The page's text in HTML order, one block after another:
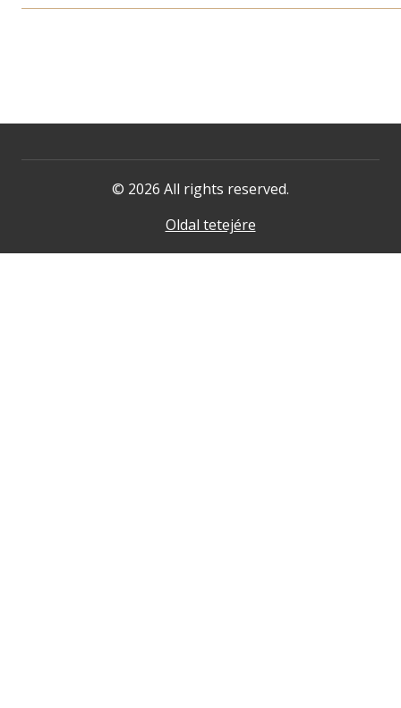
© 2026 All rights reserved.
Oldal tetejére